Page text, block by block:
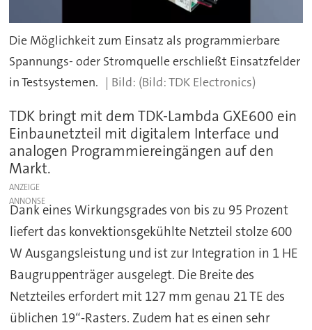
Die Möglichkeit zum Einsatz als programmierbare
Spannungs- oder Stromquelle erschließt Einsatzfelder
in Testsystemen.
(Bild: TDK Electronics)
TDK bringt mit dem TDK-Lambda GXE600 ein
Einbaunetzteil mit digitalem Interface und
analogen Programmiereingängen auf den
Markt.
ANZEIGE
Dank eines Wirkungsgrades von bis zu 95 Prozent
liefert das konvektionsgekühlte Netzteil stolze 600
W Ausgangsleistung und ist zur Integration in 1 HE
Baugruppenträger ausgelegt. Die Breite des
Netzteiles erfordert mit 127 mm genau 21 TE des
üblichen 19“-Rasters. Zudem hat es einen sehr